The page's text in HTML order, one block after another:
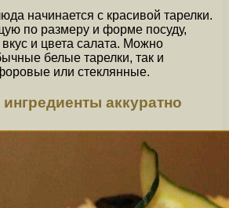
начинается с красивой тарелки.
по размеру и форме посуду,
вкус и цвета салата. Можно
белые тарелки, так и
или стеклянные.
аккуратно